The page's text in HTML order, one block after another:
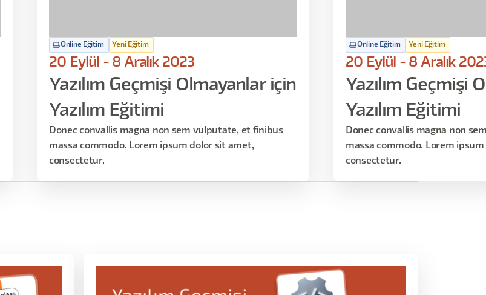
Online Eğitim Yeni Eğitim
20 Eylül - 8 Aralık 2023
Yazılım Geçmişi Olmayanlar için
Yazılım Eğitimi
Donec convallis magna non sem vulputate, et finibus
massa commodo. Lorem ipsum dolor sit amet,
consectetur.
Online Eğitim Yeni Eğitim
20 Eylül - 8 Aralık
Yazılım Geçmişi
Yazılım Eğitimi
Donec convallis magna non
massa commodo. Lorem
consectetur.